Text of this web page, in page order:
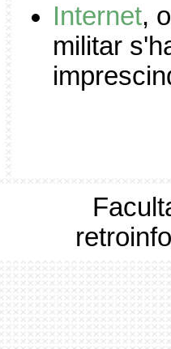
Internet,
militar